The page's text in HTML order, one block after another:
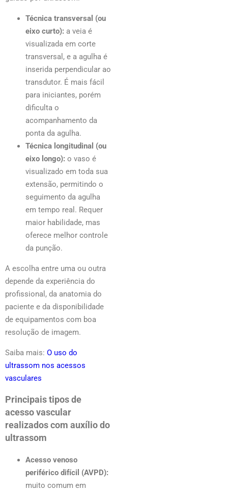
Técnica transversal (ou
eixo curto): a veia é
visualizada em corte
transversal, e a agulha é
inserida perpendicular ao
transdutor. É mais fácil
para iniciantes, porém
dificulta o
acompanhamento da
ponta da agulha.
Técnica longitudinal (ou
eixo longo): o vaso é
visualizado em toda sua
extensão, permitindo o
seguimento da agulha
em tempo real. Requer
maior habilidade, mas
oferece melhor controle
da punção.
A escolha entre uma ou outra
depende da experiência do
profissional, da anatomia do
paciente e da disponibilidade
de equipamentos com boa
resolução de imagem.
Saiba mais: O uso do
ultrassom nos acessos
vasculares
Principais tipos de
acesso vascular
realizados com auxílio do
ultrassom
Acesso venoso
periférico difícil (AVPD):
muito comum em